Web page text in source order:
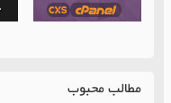
مطالب محبوب